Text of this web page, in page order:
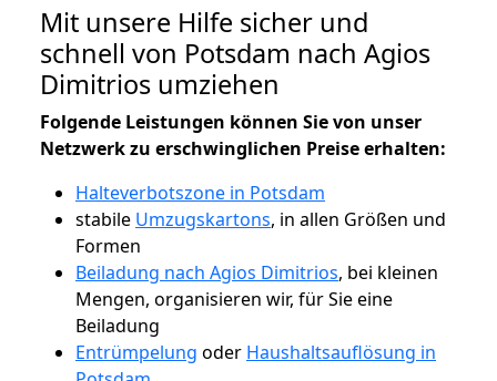
Mit unsere Hilfe sicher und
schnell von Potsdam nach Agios
Dimitrios umziehen
Folgende Leistungen können Sie von unser
Netzwerk zu erschwinglichen Preise erhalten:
Halteverbotszone in Potsdam
stabile Umzugskartons, in allen Größen und
Formen
Beiladung nach Agios Dimitrios, bei kleinen
Mengen, organisieren wir, für Sie eine
Beiladung
Entrümpelung oder Haushaltsauflösung in